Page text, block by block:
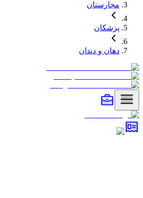
مجارستان
پزشکان
دهان و دندان